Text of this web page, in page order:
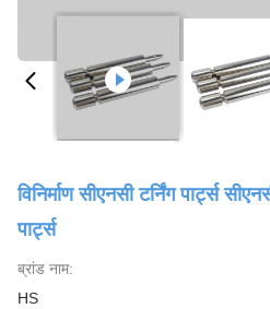
विनिर्माण सीएनसी टर्निंग पार्ट्स
पार्ट्स
ब्रांड नाम:
HS